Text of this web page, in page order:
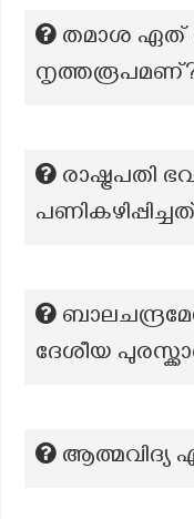
തമാശ ഏത്
ദേശീയ
ആത്മവിദ്യ